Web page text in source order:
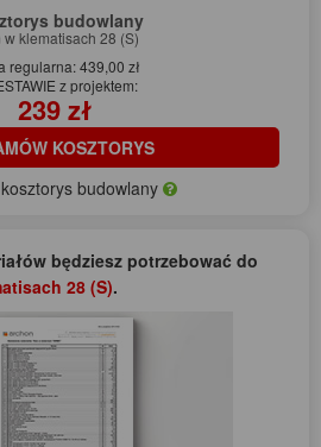
budowlany
w klematisach 28 (S)
regularna: 439,00 zł
z projektem:
239 zł
KOSZTORYS
budowlany
będziesz potrzebować do
28 (S).